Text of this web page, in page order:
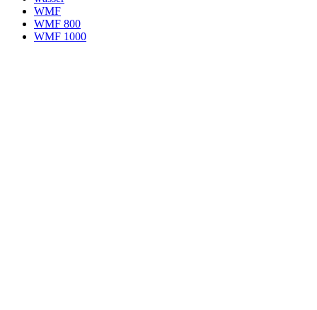
WMF
WMF 800
WMF 1000